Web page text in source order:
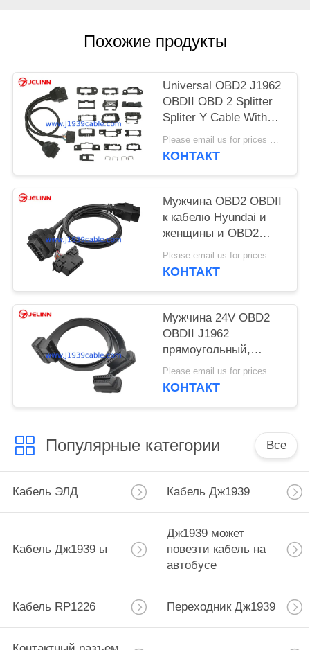
Похожие продукты
Universal OBD2 J1962
OBDII OBD 2 Splitter
Spliter Y Cable With
Multi Mounting
Brackets for All Car
Please email us for prices MOQ:100 шт.
КОНТАКТ
Мужчина OBD2 OBDII
к кабелю Hyundai и
женщины и OBD2
женскому Splitter Kia
OBD2 y
Please email us for prices MOQ:100 ПК
КОНТАКТ
Мужчина 24V OBD2
OBDII J1962
прямоугольный,
который нужно
удвоить женский
Please email us for prices MOQ:100 ПК
КОНТАКТ
Популярные категории Все
Кабель ЭЛД Кабель Дж1939
Кабель Дж1939 ы
Дж1939 может
повезти кабель на
автобусе
Кабель RP1226 Переходник Дж1939